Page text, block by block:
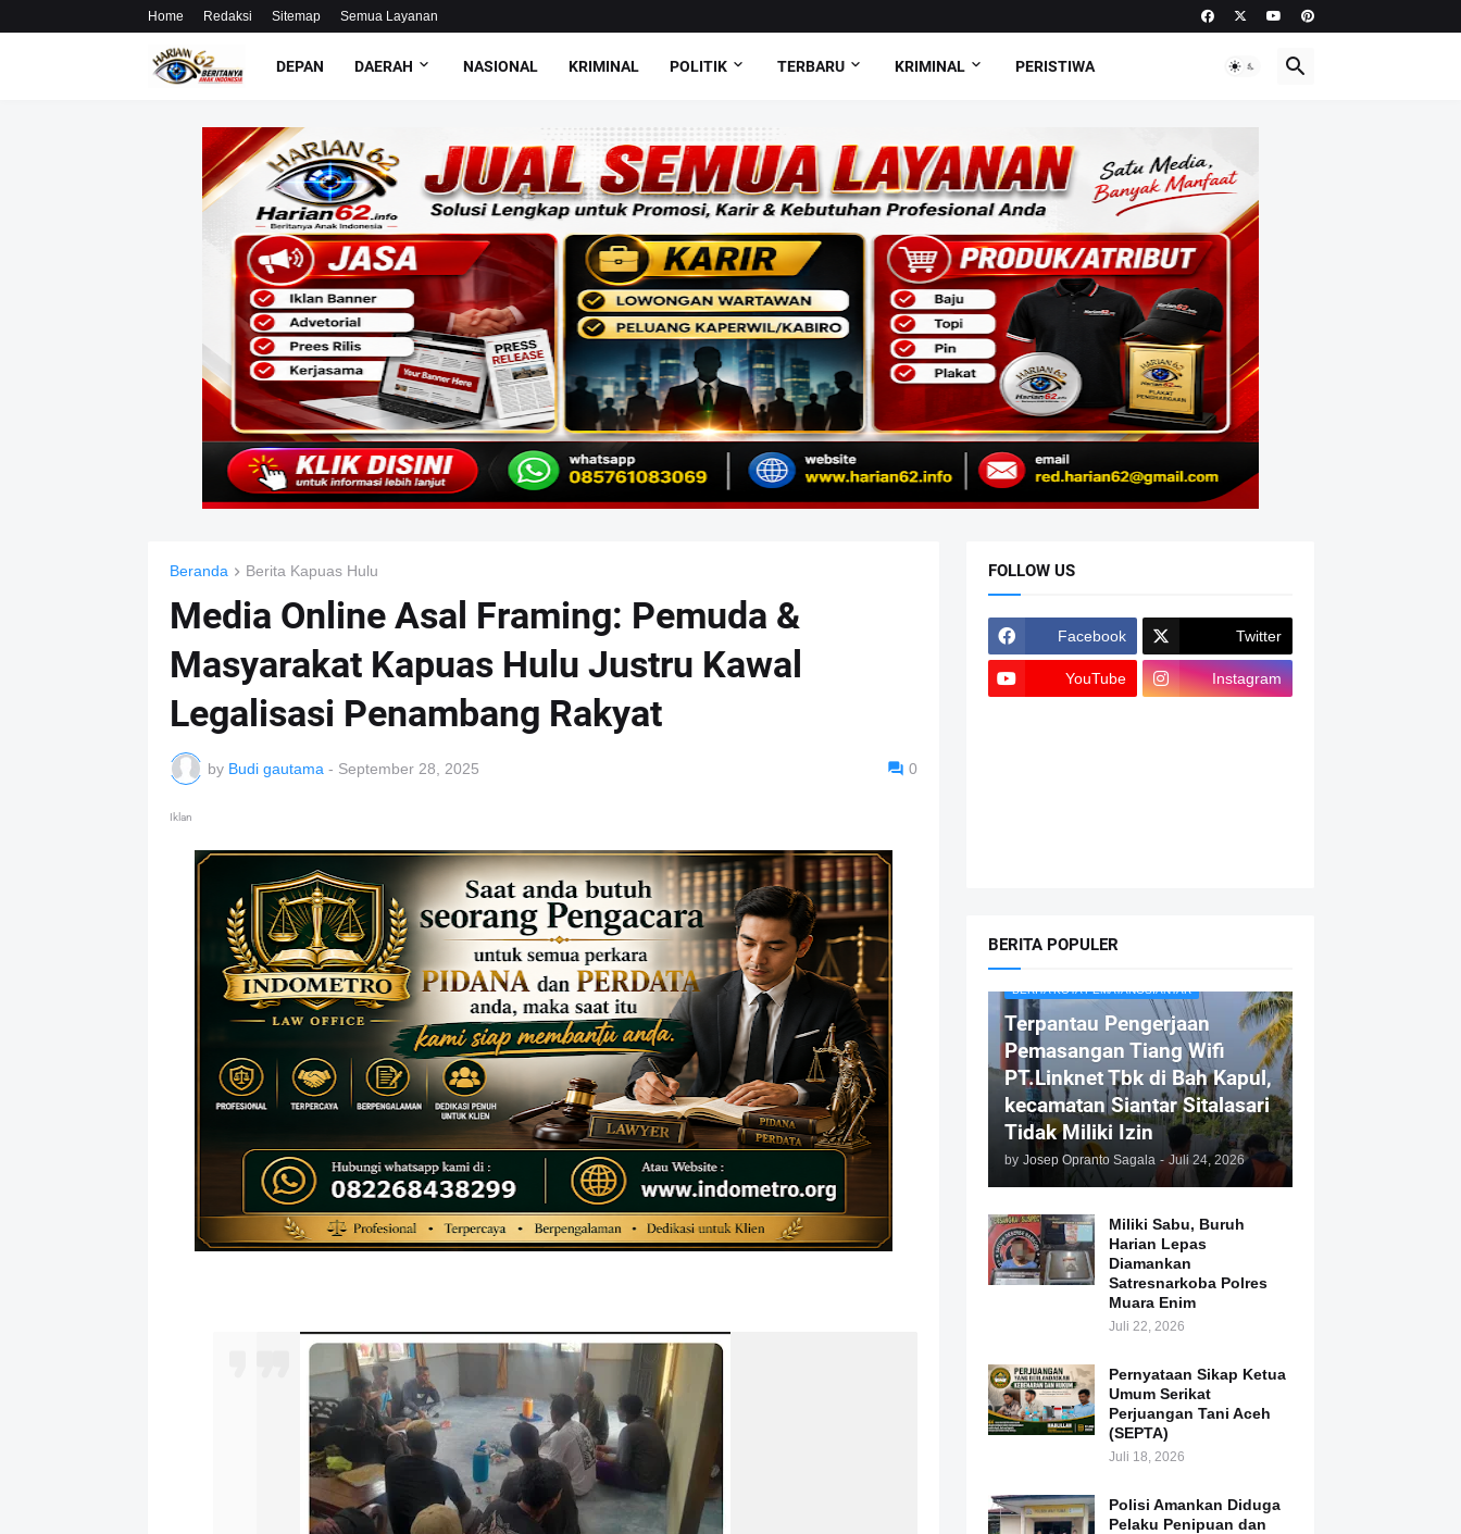
Home Redaksi Sitemap Semua Layanan
DEPAN DAERAH NASIONAL KRIMINAL POLITIK TERBARU KRIMINAL PERISTIWA
Beranda Berita Kapuas Hulu
Media Online Asal Framing: Pemuda &
Masyarakat Kapuas Hulu Justru Kawal
Legalisasi Penambang Rakyat
by Budi gautama - September 28, 2025 0
Iklan
FOLLOW US
Facebook Twitter
YouTube Instagram
BERITA POPULER
BERITA KOTA PEMATANGSIANTAR
Terpantau Pengerjaan
Pemasangan Tiang Wifi
PT.Linknet Tbk di Bah Kapul,
kecamatan Siantar Sitalasari
Tidak Miliki Izin
by Josep Opranto Sagala - Juli 24, 2026
Miliki Sabu, Buruh
Harian Lepas
Diamankan
Satresnarkoba Polres
Muara Enim
Juli 22, 2026
Pernyataan Sikap Ketua
Umum Serikat
Perjuangan Tani Aceh
(SEPTA)
Juli 18, 2026
Polisi Amankan Diduga
Pelaku Penipuan dan